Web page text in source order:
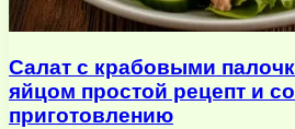
Салат с крабовыми
яйцом простой рецепт и
приготовлению